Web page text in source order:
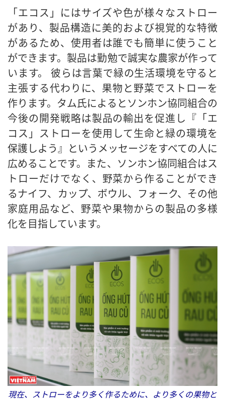
「エコス」にはサイズや色が様々なストロー
があり、製品構造に美的および視覚的な特徴
があるため、使用者は誰でも簡単に使うこと
ができます。製品は勤勉で誠実な農家が作って
います。 彼らは言葉で緑の生活環境を守ると
主張する代わりに、果物と野菜でストローを
作ります。タム氏によるとソンホン協同組合の
今後の開発戦略は製品の輸出を促進し『「エ
コス」ストローを使用して生命と緑の環境を
保護しよう』というメッセージをすべての人に
広めることです。また、ソンホン協同組合はス
トローだけでなく、野菜から作ることができ
るナイフ、カップ、ボウル、フォーク、その他
家庭用品など、野菜や果物からの製品の多様
化を目指しています。
現在、ストローをより多く作るために、より多くの果物と